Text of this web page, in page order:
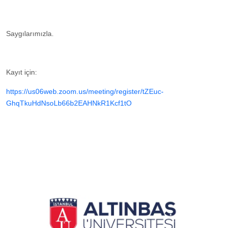
Saygılarımızla.
Kayıt için:
https://us06web.zoom.us/meeting/register/tZEuc-
GhqTkuHdNsoLb66b2EAHNkR1Kcf1tO